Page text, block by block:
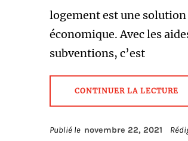
logement est une
économique. Avec les
subventions, c’est
CONTINUER LA LECTURE
Publié le novembre 22, 2021